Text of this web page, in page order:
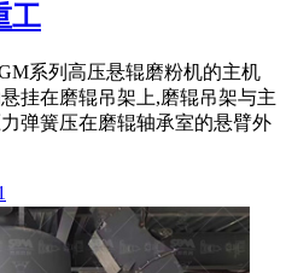
工
系列高压悬辊磨粉机的主机
挂在磨辊吊架上,磨辊吊架与主
弹簧压在磨辊轴承室的悬臂外